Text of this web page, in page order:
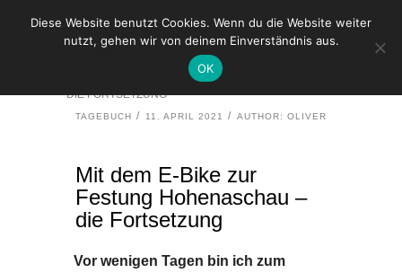
MIT DEM E-BIKE ZUR FESTUNG HOHENASCHAU –
DIE FORTSETZUNG
TAGEBUCH 11. APRIL 2021 AUTHOR: OLIVER
Mit dem E-Bike zur
Festung Hohenaschau –
die Fortsetzung
Vor wenigen Tagen bin ich zum
Diese Website benutzt Cookies. Wenn du die Website weiter
nutzt, gehen wir von deinem Einverständnis aus.
OK